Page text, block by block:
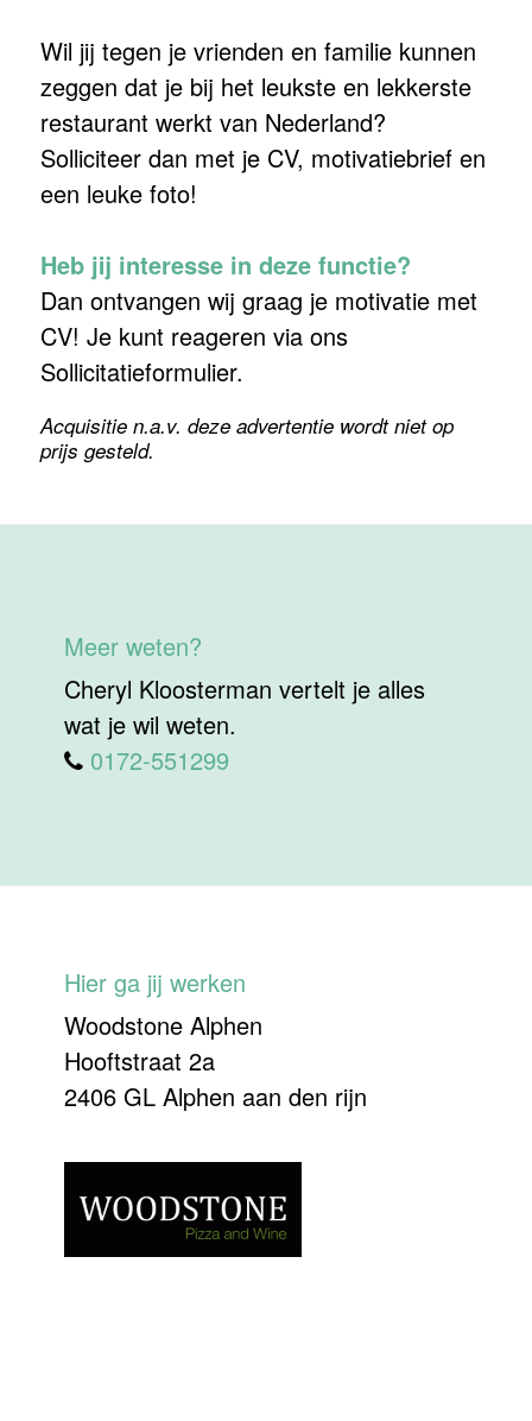
Wil jij tegen je vrienden en familie kunnen
zeggen dat je bij het leukste en lekkerste
restaurant werkt van Nederland?
Solliciteer dan met je CV, motivatiebrief en
een leuke foto!
Heb jij interesse in deze functie?
Dan ontvangen wij graag je motivatie met
CV! Je kunt reageren via ons
Sollicitatieformulier.
Acquisitie n.a.v. deze advertentie wordt niet op
prijs gesteld.
Meer weten?
Cheryl Kloosterman vertelt je alles
wat je wil weten.
0172-551299
Hier ga jij werken
Woodstone Alphen
Hooftstraat 2a
2406 GL Alphen aan den rijn